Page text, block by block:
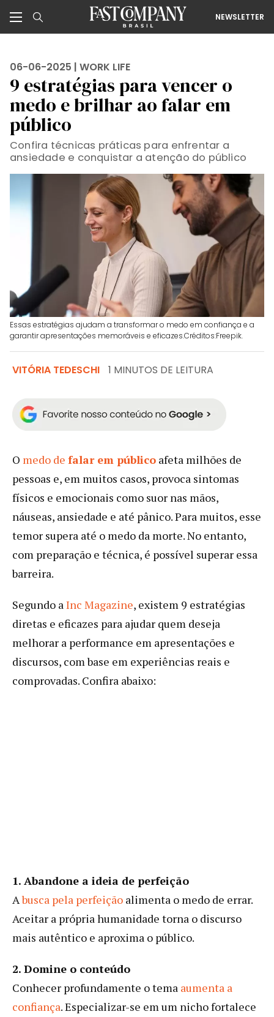
NEWSLETTER
06-06-2025 | WORK LIFE
9 estratégias para vencer o
medo e brilhar ao falar em
público
Confira técnicas práticas para enfrentar a
ansiedade e conquistar a atenção do público
Essas estratégias ajudam a transformar o medo em confiança e a
garantir apresentações memoráveis e eficazes.Créditos:Freepik.
VITÓRIA TEDESCHI 1 MINUTOS DE LEITURA
O medo de falar em público afeta milhões de
pessoas e, em muitos casos, provoca sintomas
físicos e emocionais como suor nas mãos,
náuseas, ansiedade e até pânico. Para muitos, esse
temor supera até o medo da morte. No entanto,
com preparação e técnica, é possível superar essa
barreira.
Segundo aInc Magazine, existem 9 estratégias
diretas e eficazes para ajudar quem deseja
melhorar a performance em apresentações e
discursos, com base em experiências reais e
comprovadas. Confira abaixo:
1. Abandone a ideia de perfeição
Abusca pela perfeição alimenta o medo de errar.
Aceitar a própria humanidade torna o discurso
mais autêntico e aproxima o público.
2. Domine o conteúdo
Conhecer profundamente o tema aumenta a
confiança. Especializar-se em um nicho fortalece